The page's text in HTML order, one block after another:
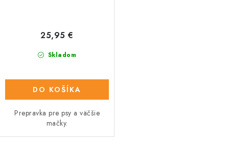
Skladom
25,95 €
DO KOŠÍKA
Prepravka pre psy a väčšie
mačky.